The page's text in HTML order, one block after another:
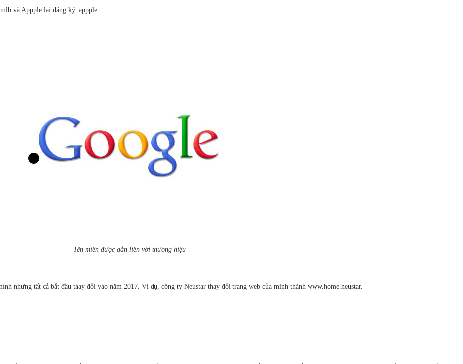
và Appple lại đăng ký .appple.
Tên miền được gắn liền với thương hiệu
nhưng tất cả bắt đầu thay đổi vào năm 2017. Ví dụ, công ty Neustar thay đổi trang web của mình thành www.home.neustar.